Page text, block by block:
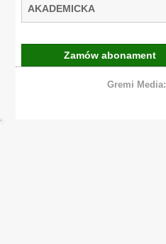
AKADEMICKA
Zamów abonament
Gremi Media: